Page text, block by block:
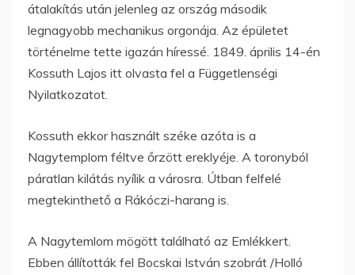
átalakítás után jelenleg az ország második
legnagyobb mechanikus orgonája. Az épületet
történelme tette igazán híressé. 1849. április 14-én
Kossuth Lajos itt olvasta fel a Függetlenségi
Nyilatkozatot.
Kossuth ekkor használt széke azóta is a
Nagytemplom féltve őrzött ereklyéje. A toronyból
páratlan kilátás nyílik a városra. Útban felfelé
megtekinthető a Rákóczi-harang is.
A Nagytemlom mögött található az Emlékkert.
Ebben állították fel Bocskai István szobrát /Holló